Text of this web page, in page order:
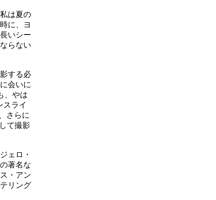
は夏の
に、ヨ
いシー
らない
する必
会いに
、やは
スライ
さらに
て撮影
ェロ・
著名な
・アン
リング